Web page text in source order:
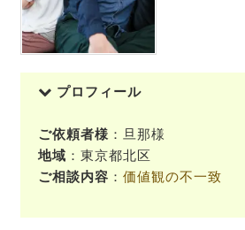
プロフィール
ご依頼者様 ：旦那様
地域 ：東京都北区
ご相談内容 ：価値観の不一致